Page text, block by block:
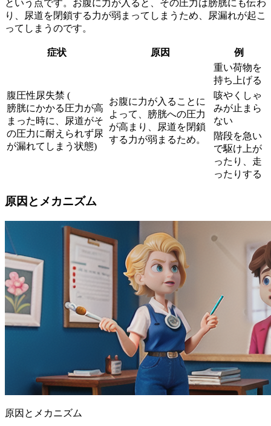
という点です。お腹に力が入ると、その圧力は膀胱にも伝わ
り、尿道を閉鎖する力が弱まってしまうため、尿漏れが起こ
ってしまうのです。
症状 原因 例
腹圧性尿失禁 (
膀胱にかかる圧力が高
まった時に、尿道がそ
の圧力に耐えられず尿
が漏れてしまう状態)
お腹に力が入ることに
よって、膀胱への圧力
が高まり、尿道を閉鎖
する力が弱まるため。
重い荷物を
持ち上げる
咳やくしゃ
みが止まら
ない
階段を急い
で駆け上が
ったり、走
ったりする
原因とメカニズム
原因とメカニズム